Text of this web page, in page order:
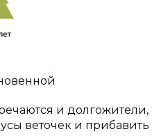
и
веточек и прибавить